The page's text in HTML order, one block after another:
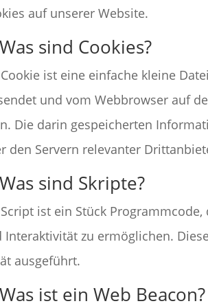
auf unserer Website.
sind Cookies?
ist eine einfache kleine
und vom Webbrowser auf
Die darin gespeicherten
den Servern relevanter
sind Skripte?
ist ein Stück
Interaktivität zu ermöglichen.
ausgeführt.
ist ein Web Beacon?